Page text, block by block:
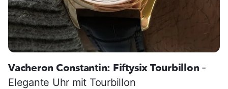
Vacheron Constantin: Fiftysix Tourbillon -
Elegante Uhr mit Tourbillon